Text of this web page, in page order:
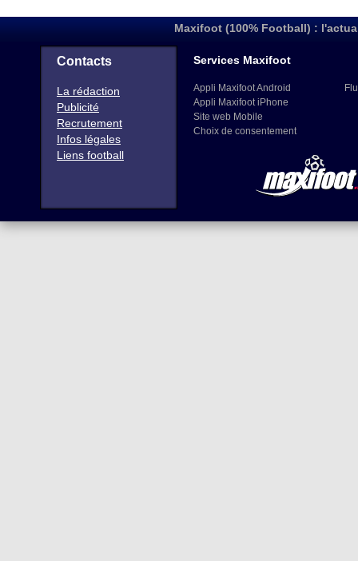
Maxifoot (100% Football) :
Contacts
La rédaction
Publicité
Recrutement
Infos légales
Liens football
Services Maxifoot
Appli Maxifoot Android
Appli Maxifoot iPhone
Site web Mobile
Choix de consentement